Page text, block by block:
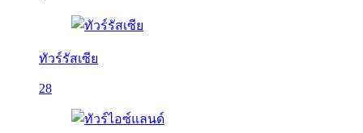
ทัวร์รัสเซีย
28